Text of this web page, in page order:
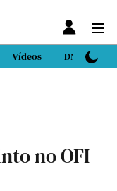
Vídeos DN Sport
no OFI